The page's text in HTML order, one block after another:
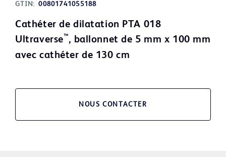
GTIN: 00801741055188
Cathéter de dilatation PTA 018
Ultraverse™, ballonnet de 5 mm x 100 mm
avec cathéter de 130 cm
NOUS CONTACTER